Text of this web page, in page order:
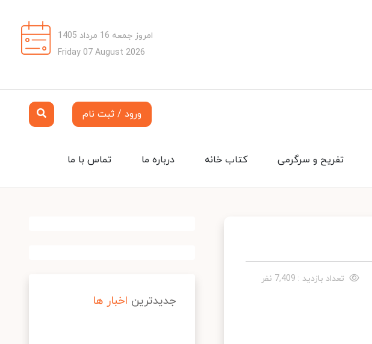
امروز جمعه 16 مرداد 1405
Friday 07 August 2026
ورود / ثبت نام
تماس با ما درباره ما کتاب خانه تفریح و سرگرمی
تعداد بازدید : 7,409 نفر
جدیدترین اخبار ها